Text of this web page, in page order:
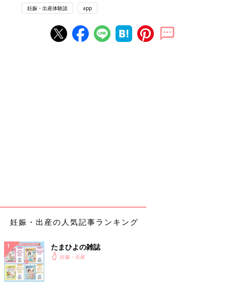
妊娠・出産体験談 app
妊娠・出産の人気記事ランキング
たまひよの雑誌
妊娠・出産